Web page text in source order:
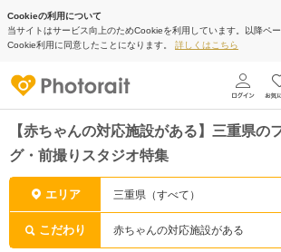
Cookieの利用について
当サイトはサービス向上のためCookieを利用しています。以降ペー
Cookie利用に同意したことになります。 詳しくはこちら
【赤ちゃんの対応施設がある】三重県の
グ・前撮りスタジオ特集
エリア 三重県（すべて）
こだわり 赤ちゃんの対応施設がある